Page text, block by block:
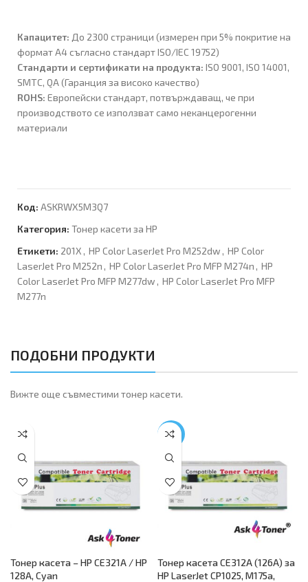
Капацитет: До 2300 страници (измерен при 5% покритие на
формат A4 съгласно стандарт ISO/IEC 19752)
Стандарти и сертификати на продукта: ISO 9001, ISO 14001,
SMTC, QA (Гаранция за високо качество)
ROHS: Европейски стандарт, потвърждаващ, че при
производството се използват само неканцерогенни
материали
Код: ASKRWX5M3Q7
Категория: Тонер касети за HP
Етикети: 201X , HP Color LaserJet Pro M252dw , HP Color
LaserJet Pro M252n , HP Color LaserJet Pro MFP M274n , HP
Color LaserJet Pro MFP M277dw , HP Color LaserJet Pro MFP
M277n
ПОДОБНИ ПРОДУКТИ
Вижте още съвместими тонер касети.
Тонер касета – HP CE321A / HP
128A, Cyan
-17%
Тонер касета CE312A (126A) за
HP LaserJet CP1025, M175a,